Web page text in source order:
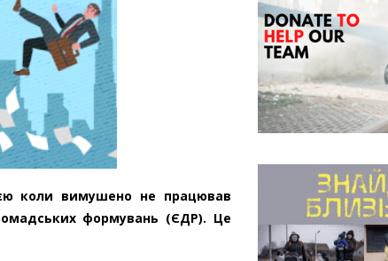
коли вимушено не працював
формувань (ЄДР). Це